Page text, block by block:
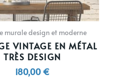
murale design et moderne
VINTAGE EN MÉTAL
TRÈS DESIGN
180,00 €